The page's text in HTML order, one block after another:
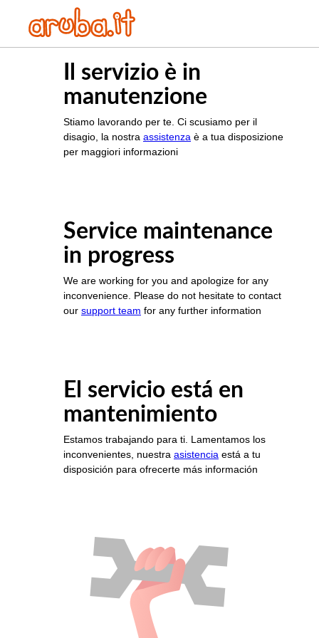
Il servizio è in
manutenzione
Stiamo lavorando per te. Ci scusiamo per il
disagio, la nostra assistenza è a tua disposizione
per maggiori informazioni
Service maintenance
in progress
We are working for you and apologize for any
inconvenience. Please do not hesitate to contact
our support team for any further information
El servicio está en
mantenimiento
Estamos trabajando para ti. Lamentamos los
inconvenientes, nuestra asistencia está a tu
disposición para ofrecerte más información